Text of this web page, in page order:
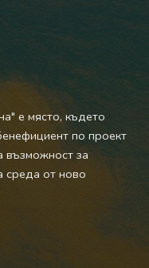
е място, където
по проект
възможност за
среда от ново